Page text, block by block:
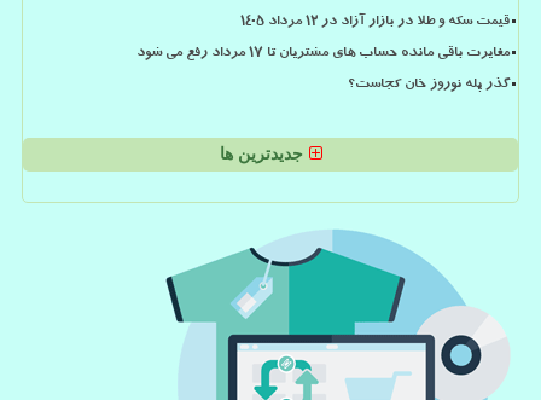
قیمت سکه و طلا در بازار آزاد در ۱۲ مرداد ۱۴۰۵
مغایرت باقی مانده حساب های مشتریان تا 17 مرداد رفع می شود
گذر پله نوروز خان کجاست؟
جدیدترین ها